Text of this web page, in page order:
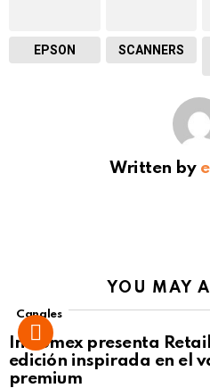
EPSON SCANNERS
Written by
YOU MAY
Canales
Intcomex presenta
edición inspirada en el
premium